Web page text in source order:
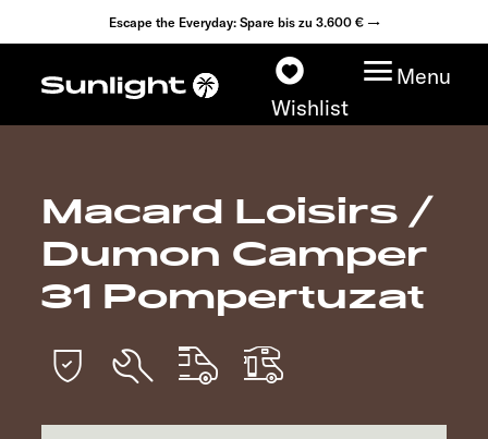
Escape the Everyday: Spare bis zu 3.600 € →
Wishlist
Menu
Modelle
Konfigurator
Fahrzeugfinder
Macard Loisirs /
Dumon Camper
31 Pompertuzat